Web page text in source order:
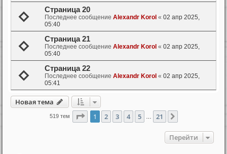
Страница 20
Последнее сообщение Alexandr Korol « 02 апр 2025,
05:40
Страница 21
Последнее сообщение Alexandr Korol « 02 апр 2025,
05:40
Страница 22
Последнее сообщение Alexandr Korol « 02 апр 2025,
05:41
Новая тема
519 тем Страница из 21
1 2 3 4 5 21
Перейти